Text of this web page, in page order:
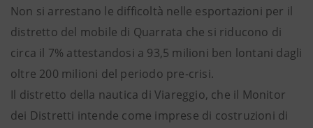
Non si arrestano le difficoltà nelle esportazioni per il
distretto del mobile di Quarrata che si riducono di
circa il 7% attestandosi a 93,5 milioni ben lontani dagli
oltre 200 milioni del periodo pre-crisi.
Il distretto della nautica di Viareggio, che il Monitor
dei Distretti intende come imprese di costruzioni di